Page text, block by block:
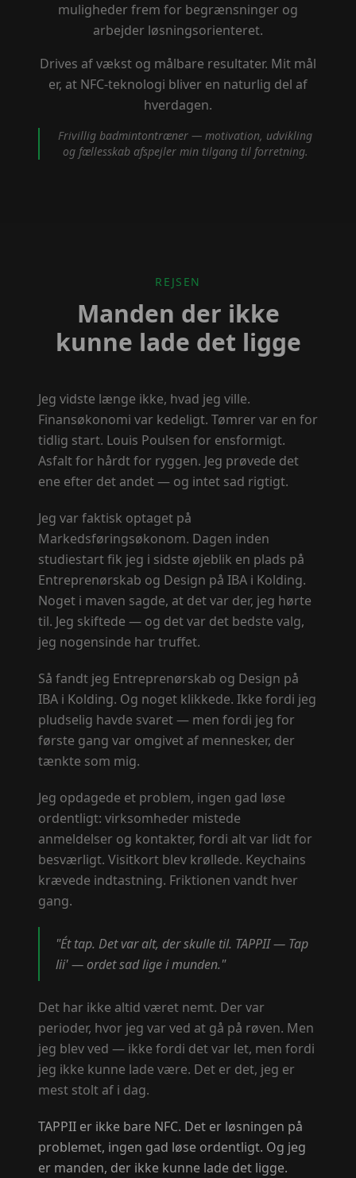
muligheder frem for begrænsninger og
arbejder løsningsorienteret.
Drives af vækst og målbare resultater. Mit mål
er, at NFC-teknologi bliver en naturlig del af
hverdagen.
Frivillig badmintontræner — motivation, udvikling
og fællesskab afspejler min tilgang til forretning.
REJSEN
Manden der ikke
kunne lade det ligge
Jeg vidste længe ikke, hvad jeg ville.
Finansøkonomi var kedeligt. Tømrer var en for
tidlig start. Louis Poulsen for ensformigt.
Asfalt for hårdt for ryggen. Jeg prøvede det
ene efter det andet — og intet sad rigtigt.
Jeg var faktisk optaget på
Markedsføringsøkonom. Dagen inden
studiestart fik jeg i sidste øjeblik en plads på
Entreprenørskab og Design på IBA i Kolding.
Noget i maven sagde, at det var der, jeg hørte
til. Jeg skiftede — og det var det bedste valg,
jeg nogensinde har truffet.
Så fandt jeg Entreprenørskab og Design på
IBA i Kolding. Og noget klikkede. Ikke fordi jeg
pludselig havde svaret — men fordi jeg for
første gang var omgivet af mennesker, der
tænkte som mig.
Jeg opdagede et problem, ingen gad løse
ordentligt: virksomheder mistede
anmeldelser og kontakter, fordi alt var lidt for
besværligt. Visitkort blev krøllede. Keychains
krævede indtastning. Friktionen vandt hver
gang.
"Ét tap. Det var alt, der skulle til. TAPPII — Tap
lii' — ordet sad lige i munden."
Det har ikke altid været nemt. Der var
perioder, hvor jeg var ved at gå på røven. Men
jeg blev ved — ikke fordi det var let, men fordi
jeg ikke kunne lade være. Det er det, jeg er
mest stolt af i dag.
TAPPII er ikke bare NFC. Det er løsningen på
problemet, ingen gad løse ordentligt. Og jeg
er manden, der ikke kunne lade det ligge.